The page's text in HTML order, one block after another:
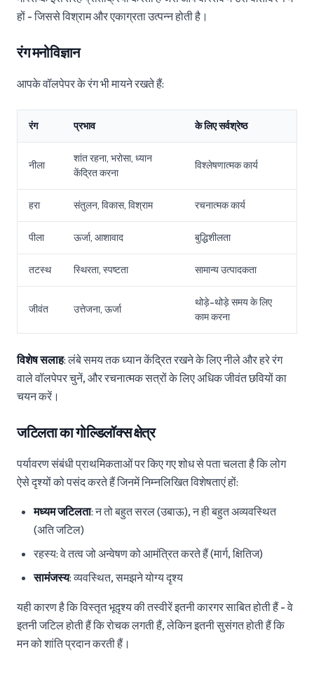
हों - जिससे विश्राम और एकाग्रता उत्पन्न होती है।
रंग मनोविज्ञान
आपके वॉलपेपर के रंग भी मायने रखते हैं:
रंग प्रभाव के लिए सर्वश्रेष्ठ
नीला
शांत रहना, भरोसा, ध्यान
केंद्रित करना
विश्लेषणात्मक कार्य
हरा संतुलन, विकास, विश्राम रचनात्मक कार्य
पीला ऊर्जा, आशावाद बुद्धिशीलता
तटस्थ स्थिरता, स्पष्टता सामान्य उत्पादकता
जीवंत उत्तेजना, ऊर्जा
थोड़े-थोड़े समय के लिए
काम करना
विशेष सलाह: लंबे समय तक ध्यान केंद्रित रखने के लिए नीले और हरे रंग
वाले वॉलपेपर चुनें, और रचनात्मक सत्रों के लिए अधिक जीवंत छवियों का
चयन करें।
जटिलता का गोल्डिलॉक्स क्षेत्र
पर्यावरण संबंधी प्राथमिकताओं पर किए गए शोध से पता चलता है कि लोग
ऐसे दृश्यों को पसंद करते हैं जिनमें निम्नलिखित विशेषताएं हों:
मध्यम जटिलता: न तो बहुत सरल (उबाऊ), न ही बहुत अव्यवस्थित
(अति जटिल)
रहस्य: वे तत्व जो अन्वेषण को आमंत्रित करते हैं (मार्ग, क्षितिज)
सामंजस्य: व्यवस्थित, समझने योग्य दृश्य
यही कारण है कि विस्तृत भूदृश्य की तस्वीरें इतनी कारगर साबित होती हैं - वे
इतनी जटिल होती हैं कि रोचक लगती हैं, लेकिन इतनी सुसंगत होती हैं कि
मन को शांति प्रदान करती हैं।